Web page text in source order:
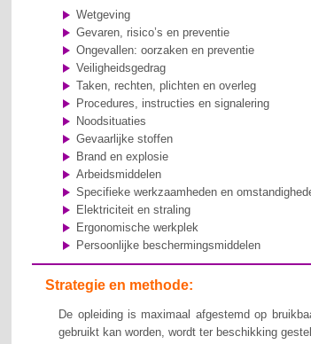
Wetgeving
Gevaren, risico’s en preventie
Ongevallen: oorzaken en preventie
Veiligheidsgedrag
Taken, rechten, plichten en overleg
Procedures, instructies en signalering
Noodsituaties
Gevaarlijke stoffen
Brand en explosie
Arbeidsmiddelen
Specifieke werkzaamheden en
Elektriciteit en straling
Ergonomische werkplek
Persoonlijke beschermingsmiddelen
Strategie en methode:
De opleiding is maximaal afgestemd op
gebruikt kan worden, wordt ter beschikking